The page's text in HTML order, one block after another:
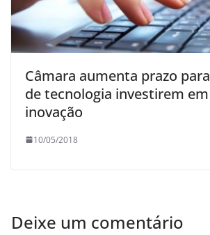
Câmara aumenta prazo
de tecnologia investirem
inovação
10/05/2018
Deixe um comentário